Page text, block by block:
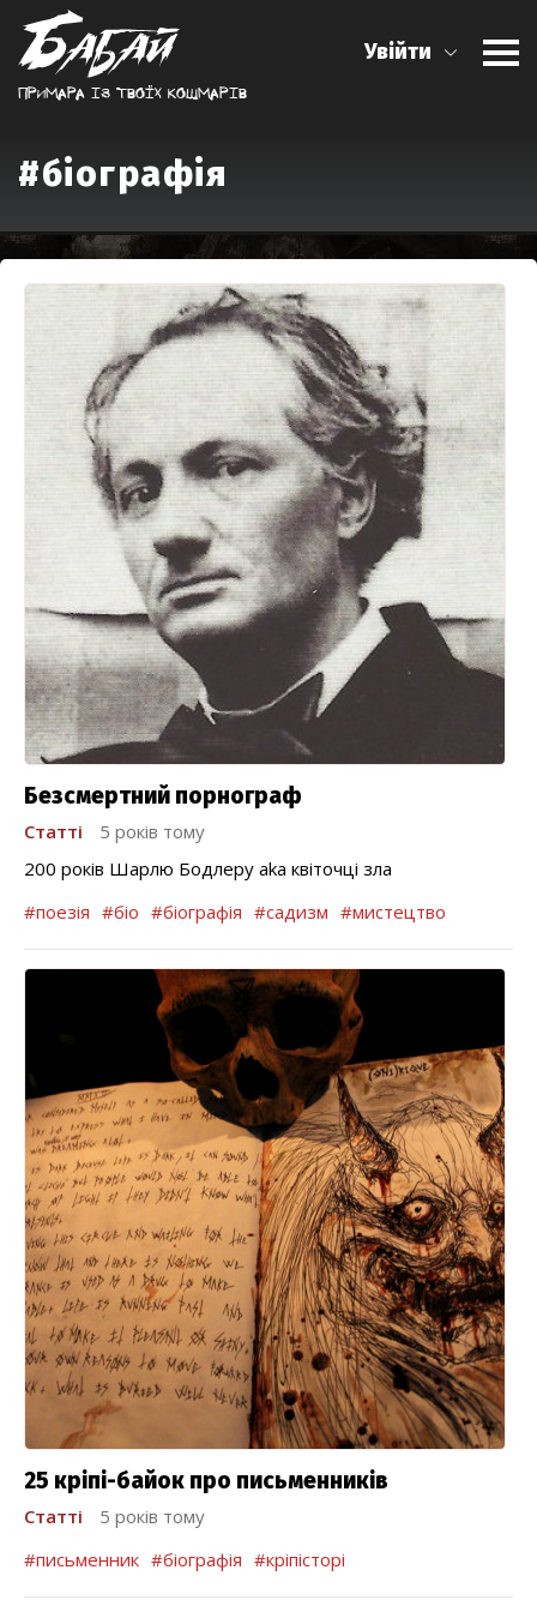
Примара iз твоїх кошмарiв
Увійти
#біографія
Безсмертний порнограф
Статті
5 років тому
200 років Шарлю Бодлеру aka квіточці зла
#поезія #біо #біографія #садизм #мистецтво
25 кріпі-байок про письменників
Статті
5 років тому
#письменник #біографія #кріпісторі